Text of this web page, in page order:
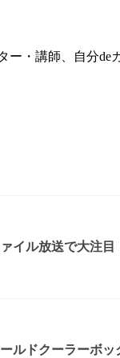
・講師、自分
イル放送で大注目
ルドクーラーボッ